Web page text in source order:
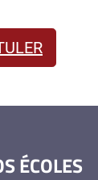
ÉCOLES